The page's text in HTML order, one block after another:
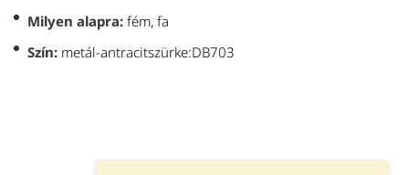
Milyen alapra: fém, fa
Szín: metál-antracitszürke:DB703